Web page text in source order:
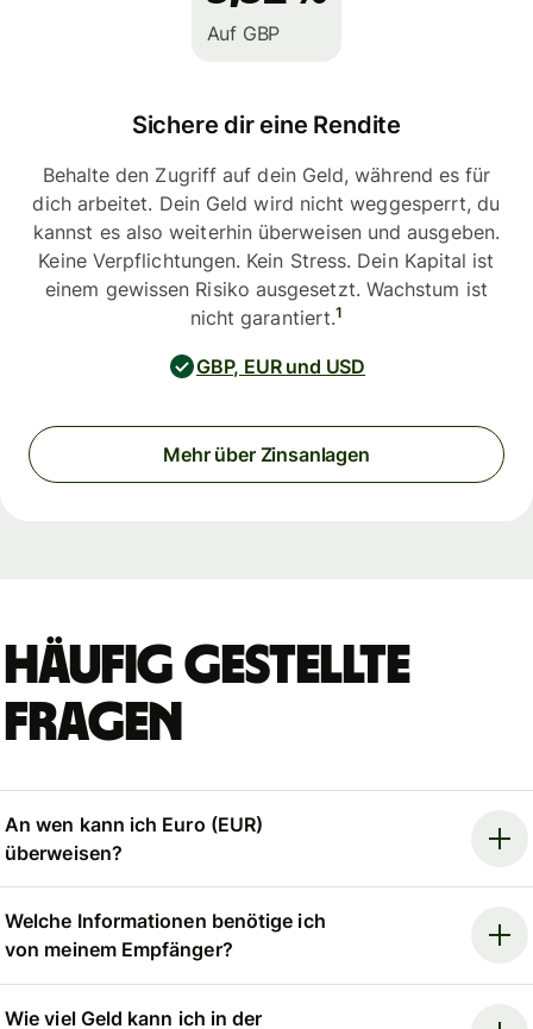
Auf GBP
Sichere dir eine Rendite
Behalte den Zugriff auf dein Geld, während es für
dich arbeitet. Dein Geld wird nicht weggesperrt, du
kannst es also weiterhin überweisen und ausgeben.
Keine Verpflichtungen. Kein Stress. Dein Kapital ist
einem gewissen Risiko ausgesetzt. Wachstum ist
nicht garantiert.1
GBP, EUR und USD
Mehr über Zinsanlagen
Häufig gestellte
Fragen
An wen kann ich Euro (EUR)
überweisen?
Welche Informationen benötige ich
von meinem Empfänger?
Wie viel Geld kann ich in der